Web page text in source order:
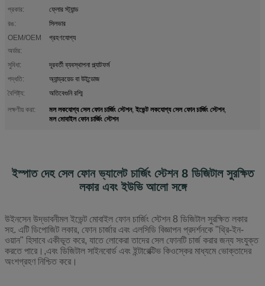
প্রকার:
ফ্লোর স্ট্যান্ড
রঙ:
সিলভার
OEM/OEM
অর্ডার:
গ্রহণযোগ্য
সুবিধা:
দূরবর্তী ব্যবস্থাপনা প্ল্যাটফর্ম
পদ্ধতি:
অ্যান্ড্রয়েড বা উইন্ডোজ
বৈশিষ্ট্য:
অতিবেগুনি রশ্মি
লক্ষণীয় করা:
মল লকযোগ্য সেল ফোন চার্জিং স্টেশন, ইভেন্ট লকযোগ্য সেল ফোন চার্জিং স্টেশন,
মল মোবাইল ফোন চার্জিং স্টেশন
ইস্পাত দেহ সেল ফোন ভ্যালেট চার্জিং স্টেশন 8 ডিজিটাল সুরক্ষিত
লকার এবং ইউভি আলো সঙ্গে
উইনসেন উদ্ভাবনীমল ইভেন্ট মোবাইল ফোন চার্জিং স্টেশন 8 ডিজিটাল সুরক্ষিত লকার
সহ. এটি ডিপোজিট লকার, ফোন চার্জার এবং এলসিডি বিজ্ঞাপন প্রদর্শনকে "থ্রি-ইন-
ওয়ান" হিসাবে একীভূত করে, যাতে লোকেরা তাদের সেল ফোনটি চার্জ করার জন্য সংযুক্ত
করতে পারে।,এবং ডিজিটাল সাইনবোর্ড এবং ইন্টারেক্টিভ কিওস্কের মাধ্যমে ভোক্তাদের
অংশগ্রহণ নিশ্চিত করে।